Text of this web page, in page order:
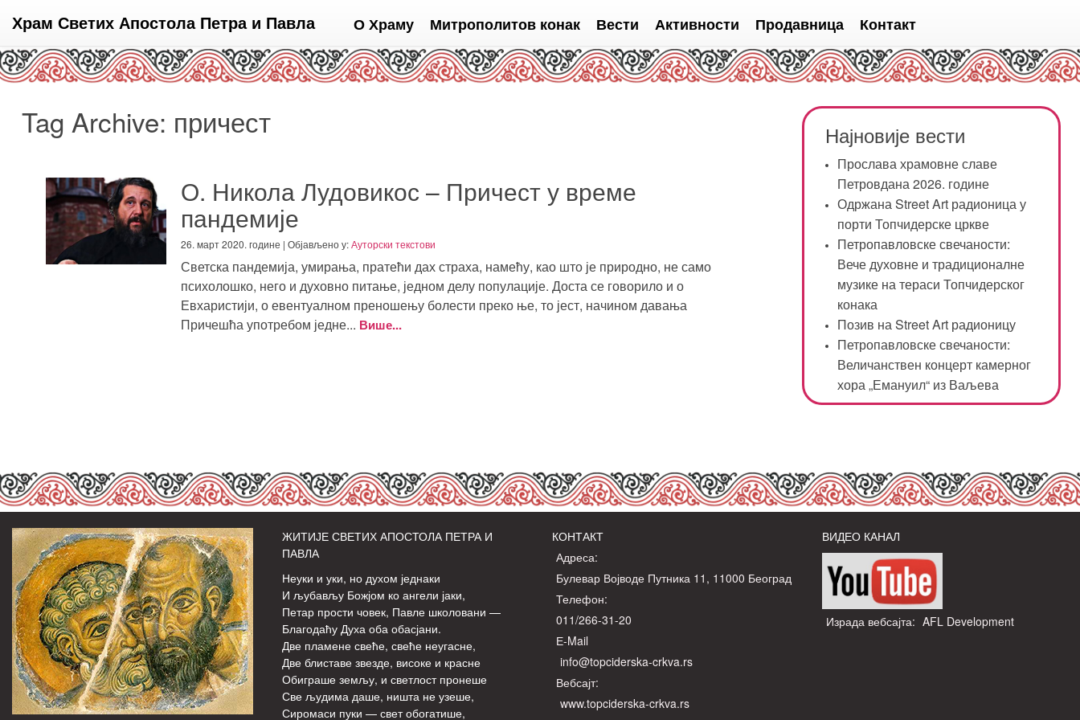
Храм Светих Апостола Петра и Павла О Храму Митрополитов конак Вести Активности Продавница Контакт
Tag Archive: причест
О. Никола Лудовикос – Причест у време
пандемије
26. март 2020. године | Објављено у:Ауторски текстови
Светска пандемија, умирања, пратећи дах страха, намећу, као што је природно, не само
психолошко, него и духовно питање, једном делу популације. Доста се говорило и о
Евхаристији, о евентуалном преношењу болести преко ње, то јест, начином давања
Причешћа употребом једне... Више...
Најновије вести
Прослава храмовне славе
Петровдана 2026. године
Одржана Street Art радионица у
порти Топчидерске цркве
Петропавловске свечаности:
Вече духовне и традиционалне
музике на тераси Топчидерског
конака
Позив на Street Art радионицу
Петропавловске свечаности:
Величанствен концерт камерног
хора „Емануил“ из Ваљева
ЖИТИЈЕ СВЕТИХ АПОСТОЛА ПЕТРА И
ПАВЛА
Неуки и уки, но духом једнаки
И љубављу Божјом ко ангели јаки,
Петар прости човек, Павле школовани —
Благодаћу Духа оба обасјани.
Две пламене свеће, свеће неугасне,
Две блиставе звезде, високе и красне
Обиграше земљу, и светлост пронеше
Све људима даше, ништа не узеше,
Сиромаси пуки — свет обогатише,
КОНТАКТ
Адреса:
Булевар Војводе Путника 11, 11000 Београд
Телефон:
011/266-31-20
Е-Mail
info@topciderska-crkva.rs
Вебсајт:
www.topciderska-crkva.rs
ВИДЕО КАНАЛ
Израда вебсајта: AFL Development